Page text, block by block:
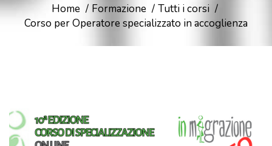
Home Formazione
Tutti i corsi
Corso per Operatore specializzato in accoglienza